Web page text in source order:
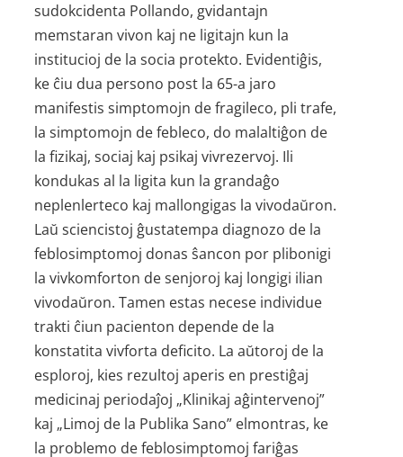
sudokcidenta Pollando, gvidantajn
memstaran vivon kaj ne ligitajn kun la
institucioj de la socia protekto. Evidentiĝis,
ke ĉiu dua persono post la 65-a jaro
manifestis simptomojn de fragileco, pli trafe,
la simptomojn de febleco, do malaltiĝon de
la fizikaj, sociaj kaj psikaj vivrezervoj. Ili
kondukas al la ligita kun la grandaĝo
neplenlerteco kaj mallongigas la vivodaŭron.
Laŭ sciencistoj ĝustatempa diagnozo de la
feblosimptomoj donas ŝancon por plibonigi
la vivkomforton de senjoroj kaj longigi ilian
vivodaŭron. Tamen estas necese individue
trakti ĉiun pacienton depende de la
konstatita vivforta deficito. La aŭtoroj de la
esploroj, kies rezultoj aperis en prestiĝaj
medicinaj periodaĵoj „Klinikaj aĝintervenoj”
kaj „Limoj de la Publika Sano” elmontras, ke
la problemo de feblosimptomoj fariĝas